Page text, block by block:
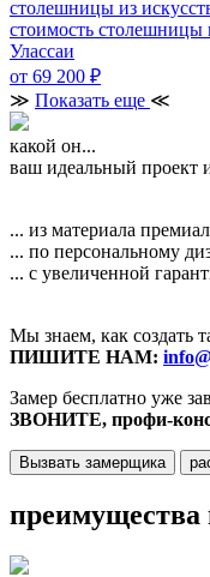
стоимость столешницы
Улассаи
от 69 200 ₽
≫ Показать еще ≪
какой он...
ваш идеальный проект
... из материала
... по персональному
... с увеличенной
Мы знаем, как создать
ПИШИТЕ НАМ:
Замер бесплатно уже
ЗВОНИТЕ, профи-
Вызвать замерщика